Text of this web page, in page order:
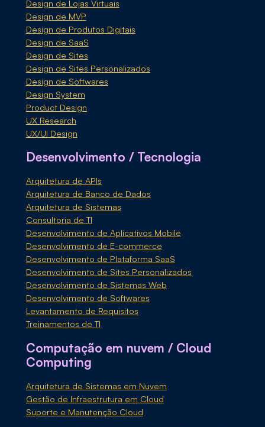
Design de Lojas Virtuais
Design de MVP
Design de Produtos Digitais
Design de SaaS
Design de Sites
Design de Sites Personalizados
Design de Softwares
Design System
Product Design
UX Research
UX/UI Design
Desenvolvimento / Tecnologia
Arquitetura de APIs
Arquitetura de Banco de Dados
Arquitetura de Sistemas
Consultoria de TI
Desenvolvimento de Aplicativos Mobile
Desenvolvimento de E-commerce
Desenvolvimento de Plataforma SaaS
Desenvolvimento de Sites Personalizados
Desenvolvimento de Sistemas Web
Desenvolvimento de Softwares
Levantamento de Requisitos
Treinamentos de TI
Computação em nuvem / Cloud
Computing
Arquitetura de Sistemas em Nuvem
Gestão de Infraestrutura em Cloud
Suporte e Manutenção Cloud